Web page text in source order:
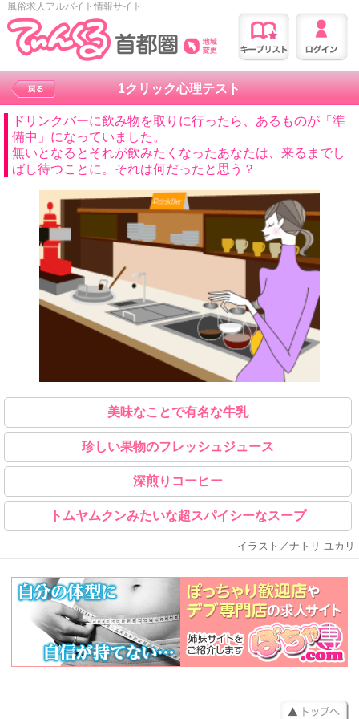
風俗求人アルバイト情報サイト
1クリック心理テスト
ドリンクバーに飲み物を取りに行ったら、あるものが「準
備中」になっていました。
無いとなるとそれが飲みたくなったあなたは、来るまでし
ばし待つことに。それは何だったと思う？
美味なことで有名な牛乳
珍しい果物のフレッシュジュース
深煎りコーヒー
トムヤムクンみたいな超スパイシーなスープ
イラスト／ナトリ ユカリ